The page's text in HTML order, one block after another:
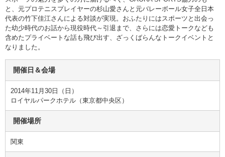
と、元プロテニスプレイヤーの杉山愛さんと元バレーボール女子全日本
代表の竹下佳江さんによる対談が実現。おふたりにはスポーツと出会っ
た幼少時代のお話から現役時代～引退まで、さらには恋愛トークなども
含めたプライベートな話も飛び出す、ざっくばらんなトークイベントと
なりました。
開催日＆会場
2014年11月30日（日）
ロイヤルパークホテル（東京都中央区）
開催場所
関東